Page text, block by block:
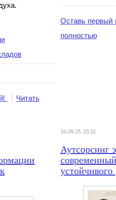
Читать
Оставь первый
полностью
26.09.25 20:31
Аутсорсинг
устойчивого